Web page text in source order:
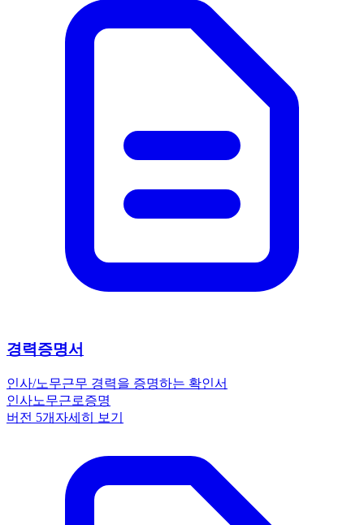
경력증명서
인사/노무근무 경력을 증명하는 확인서
인사노무근로증명
버전 5개 자세히 보기